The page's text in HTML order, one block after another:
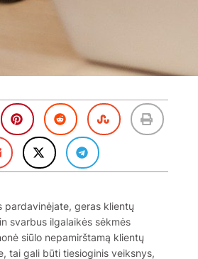
pardavinėjate, geras klientų
svarbus ilgalaikės sėkmės
siūlo nepamirštamą klientų
tai gali būti tiesioginis veiksnys,